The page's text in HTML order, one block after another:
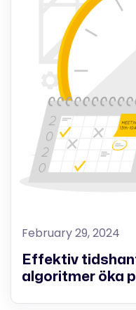
February 29, 2024
Effektiv
algoritmer öka